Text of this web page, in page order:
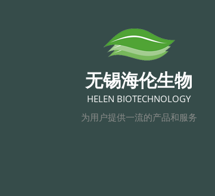
无锡海伦生物
HELEN BIOTECHNOLOGY
为用户提供一流的产品和服务